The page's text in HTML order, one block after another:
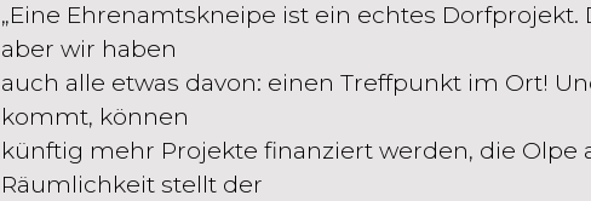
„Eine Ehrenamtskneipe ist ein echtes
aber wir haben
auch alle etwas davon: einen Treffpunkt im Ort!
kommt, können
künftig mehr Projekte finanziert werden, die Olpe
Räumlichkeit stellt der